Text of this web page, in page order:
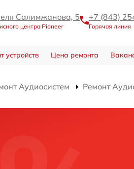
Салимжанова, 5
центра Pioneer
+7 (843)
Горячая линия
устройств Цена ремонта
Аудиосистем Ремонт